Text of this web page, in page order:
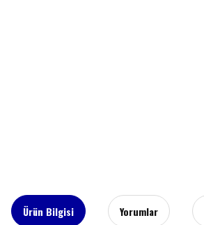
Ürün Bilgisi Yorumlar